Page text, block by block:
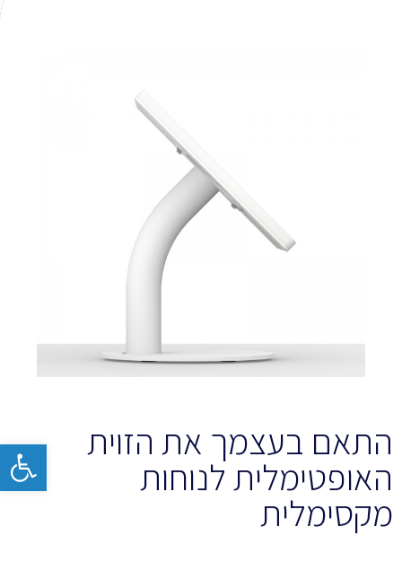
התאם בעצמך את הזוית
האופטימלית לנוחות
מקסימלית